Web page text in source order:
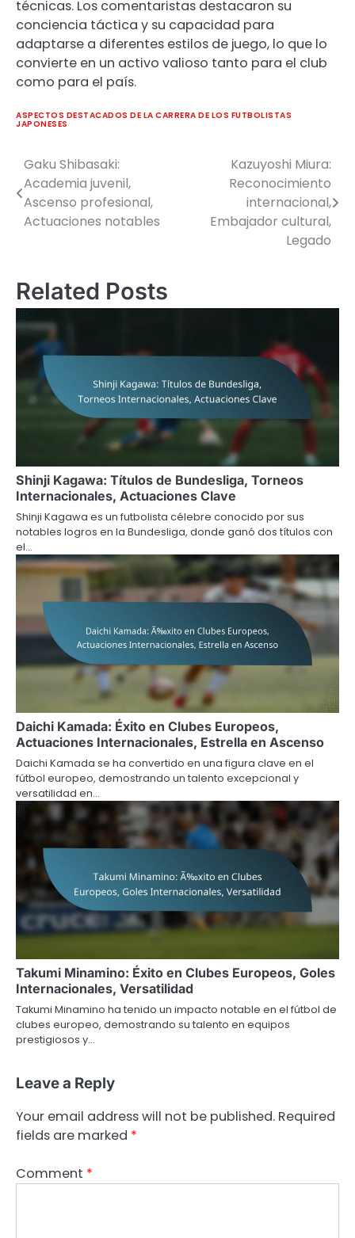
técnicas. Los comentaristas destacaron su
conciencia táctica y su capacidad para
adaptarse a diferentes estilos de juego, lo que lo
convierte en un activo valioso tanto para el club
como para el país.
ASPECTOS DESTACADOS DE LA CARRERA DE LOS FUTBOLISTAS
JAPONESES
Post
navigation
Gaku Shibasaki:
Academia juvenil,
Ascenso profesional,
Actuaciones notables
Kazuyoshi Miura:
Reconocimiento
internacional,
Embajador cultural,
Legado
Related Posts
Shinji Kagawa: Títulos de Bundesliga, Torneos
Internacionales, Actuaciones Clave
Shinji Kagawa es un futbolista célebre conocido por sus
notables logros en la Bundesliga, donde ganó dos títulos con
el…
Daichi Kamada: Éxito en Clubes Europeos,
Actuaciones Internacionales, Estrella en Ascenso
Daichi Kamada se ha convertido en una figura clave en el
fútbol europeo, demostrando un talento excepcional y
versatilidad en…
Takumi Minamino: Éxito en Clubes Europeos, Goles
Internacionales, Versatilidad
Takumi Minamino ha tenido un impacto notable en el fútbol de
clubes europeo, demostrando su talento en equipos
prestigiosos y…
Leave a Reply
Your email address will not be published. Required
fields are marked *
Comment *